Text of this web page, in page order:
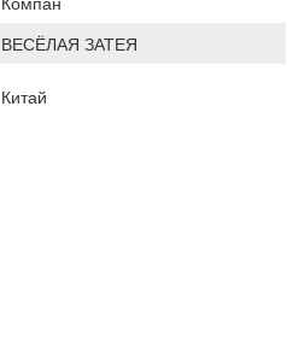
ВЕСЁЛАЯ ЗАТЕЯ
Китай